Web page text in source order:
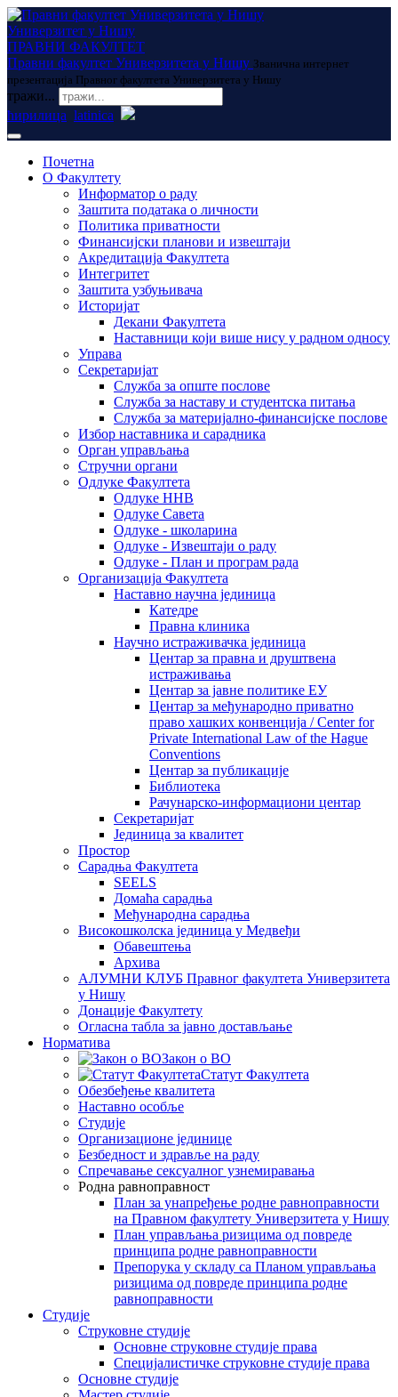
Универзитет у Нишу
ПРАВНИ ФАКУЛТЕТ
Правни факултет Универзитета у Нишу Званична интернет
презентација Правног факултета Универзитета у Нишу
тражи...
ћирилица latinica
Почетна
О Факултету
Информатор о раду
Заштита података о личности
Политика приватности
Финансијски планови и извештаји
Акредитација Факултета
Интегритет
Заштита узбуњивача
Историјат
Декани Факултета
Наставници који више нису у радном односу
Управа
Секретаријат
Служба за опште послове
Служба за наставу и студентска питања
Служба за материјално-финансијске послове
Избор наставника и сарадника
Oрган управљања
Стручни органи
Одлуке Факултета
Одлуке ННВ
Одлуке Савета
Одлуке - школарина
Одлуке - Извештаји о раду
Одлуке - План и програм рада
Организација Факултета
Наставно научна јединица
Катедре
Правна клиника
Научно истраживачка јединица
Центар за правна и друштвена
истраживања
Центар за јавне политике ЕУ
Центар за међународно приватно
право хашких конвенција / Center for
Private International Law of the Hague
Conventions
Центар за публикације
Библиотека
Рачунарско-информациони центар
Секретаријат
Јединица за квалитет
Простор
Сарадња Факултета
SEELS
Домаћа сарадња
Међународна сарадња
Високошколска јединица у Медвеђи
Обавештења
Архива
АЛУМНИ КЛУБ Правног факултета Универзитета
у Нишу
Донације Факултету
Огласна табла за јавно достављање
Норматива
Закон о ВО
Статут Факултета
Обезбеђење квалитета
Наставно особље
Студије
Организационе јединице
Безбедност и здравље на раду
Спречавање сексуалног узнемиравања
Родна равноправност
План за унапређење родне равноправности
на Правном факултету Универзитета у Нишу
План управљања ризицима од повреде
принципа родне равноправности
Препорука у складу са Планом управљања
ризицима од повреде принципа родне
равноправности
Студије
Струковне студије
Основне струковне студије права
Специјалистичке струковне студије права
Основне студије